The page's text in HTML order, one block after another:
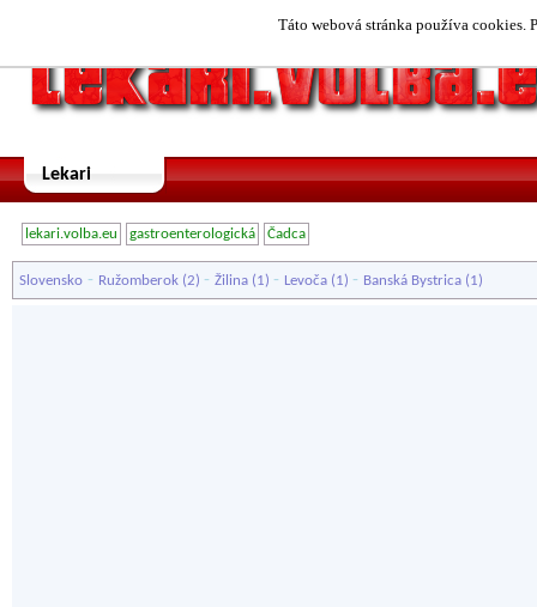
Táto webová stránka používa cookies.
Lekari
lekari.volba.eu gastroenterologická Čadca
Slovensko - Ružomberok (2) - Žilina (1) - Levoča (1) - Banská Bystrica (1)